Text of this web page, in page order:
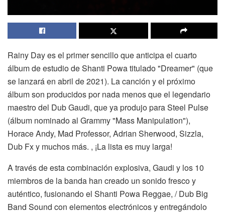
Rainy Day es el primer sencillo que anticipa el cuarto
álbum de estudio de Shanti Powa titulado "Dreamer" (que
se lanzará en abril de 2021). La canción y el próximo
álbum son producidos por nada menos que el legendario
maestro del Dub Gaudi, que ya produjo para Steel Pulse
(álbum nominado al Grammy "Mass Manipulation"),
Horace Andy, Mad Professor, Adrian Sherwood, Sizzla,
Dub Fx y muchos más. , ¡La lista es muy larga!
A través de esta combinación explosiva, Gaudi y los 10
miembros de la banda han creado un sonido fresco y
auténtico, fusionando el Shanti Powa Reggae, / Dub Big
Band Sound con elementos electrónicos y entregándolo